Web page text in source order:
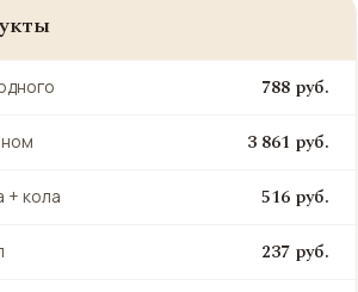
788 руб.
3 861 руб.
+ кола 516 руб.
237 руб.